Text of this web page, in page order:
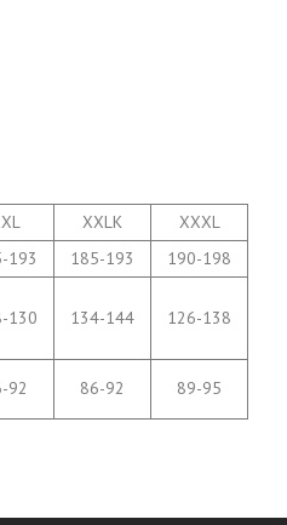
XXLK
XXXL
193 185-193
190-198
130 134-144 126-138
92 86-92 89-95